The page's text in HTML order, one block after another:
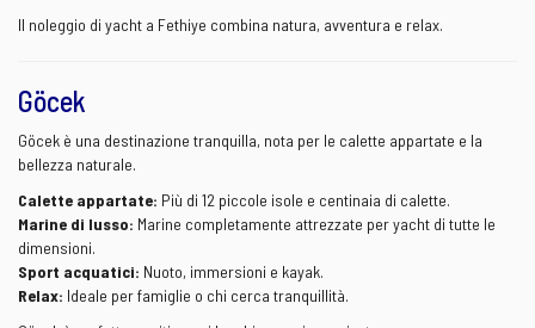
Il noleggio di yacht a Fethiye combina natura, avventura e relax.
Göcek
Göcek è una destinazione tranquilla, nota per le calette appartate e la
bellezza naturale.
Calette appartate: Più di 12 piccole isole e centinaia di calette.
Marine di lusso: Marine completamente attrezzate per yacht di tutte le
dimensioni.
Sport acquatici: Nuoto, immersioni e kayak.
Relax: Ideale per famiglie o chi cerca tranquillità.